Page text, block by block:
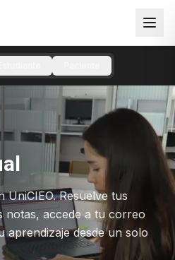
Resuelve tus
notas, accede a tu correo
aprendizaje desde un solo